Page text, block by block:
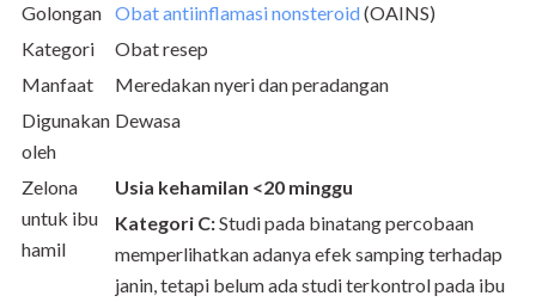
Golongan Obat antiinflamasi nonsteroid(OAINS)
Kategori
Obat resep
Manfaat
Meredakan nyeri dan peradangan
Digunakan
oleh
Dewasa
Zelona
untuk ibu
hamil
Usia kehamilan <20 minggu
Kategori C:Studi pada binatang percobaan
memperlihatkan adanya efek samping terhadap
janin, tetapi belum ada studi terkontrol pada ibu